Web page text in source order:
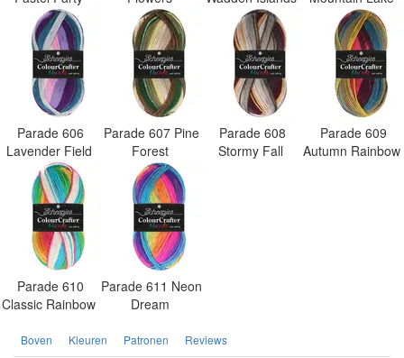
Parade 606
Lavender Field
Parade 607 Pine
Forest
Parade 608
Stormy Fall
Parade 609
Autumn Rainbow
Parade 610
Classic Rainbow
Parade 611 Neon
Dream
Boven Kleuren Patronen Reviews